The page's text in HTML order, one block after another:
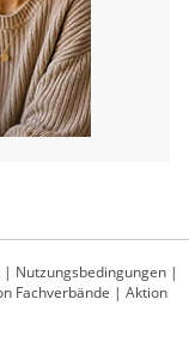
| Nutzungsbedingungen |
Fachverbände | Aktion